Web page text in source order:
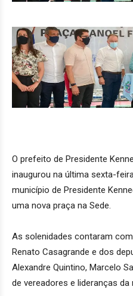
O prefeito de Presidente
inaugurou na última sexta-
município de Presidente
uma nova praça na Sede.
As solenidades contaram
Renato Casagrande e dos
Alexandre Quintino, Marcelo
de vereadores e lideranças da